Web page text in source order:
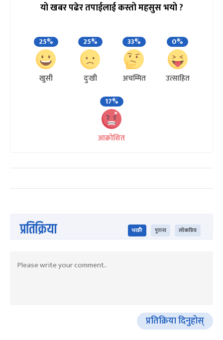
यो खबर पढेर तपाईलाई कस्तो महसुस भयो ?
25%
खुसी
25%
दुःखी
33%
अचम्मित
0%
उत्साहित
17%
आक्रोशित
प्रतिक्रिया भर्खरै पुराना लोकप्रिय
प्रतिक्रिया दिनुहोस्